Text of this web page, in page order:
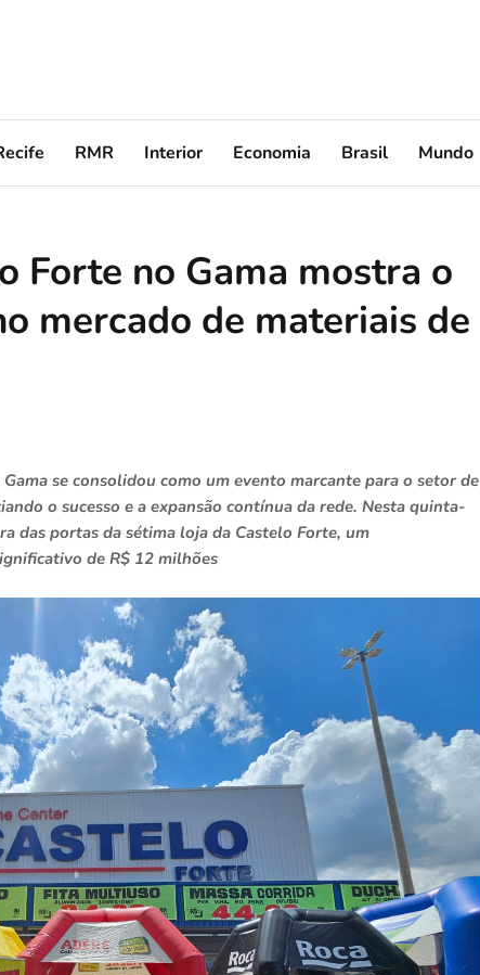
RMR Interior Economia Brasil Mundo
Forte no Gama mostra o
mercado de materiais de
se consolidou como um evento marcante para o setor de
o sucesso e a expansão contínua da rede. Nesta quinta-
das portas da sétima loja da Castelo Forte, um
de R$ 12 milhões